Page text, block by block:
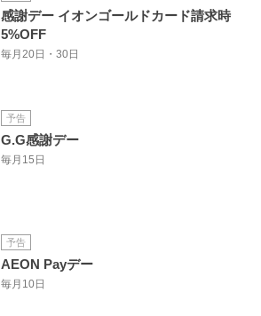
感謝デー イオンゴールドカード請求時
5%OFF
毎月20日・30日
予告
G.G感謝デー
毎月15日
予告
AEON Payデー
毎月10日